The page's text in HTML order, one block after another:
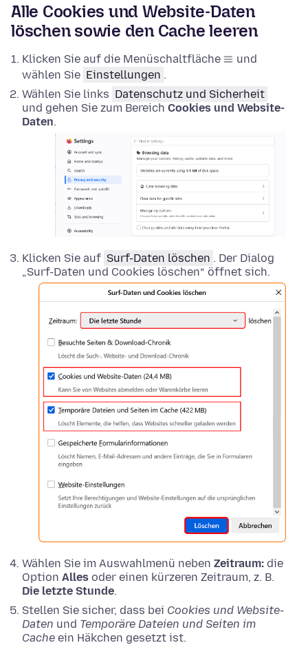
Alle Cookies und Website-Daten
löschen sowie den Cache leeren
Klicken Sie auf die Menüschaltfläche
und
wählen Sie Einstellungen .
Wählen Sie links Datenschutz und Sicherheit
und gehen Sie zum Bereich Cookies und Website-
Daten.
Klicken Sie auf Surf-Daten löschen . Der Dialog
„Surf-Daten und Cookies löschen“ öffnet sich.
Wählen Sie im Auswahlmenü neben Zeitraum: die
Option Alles oder einen kürzeren Zeitraum, z. B.
Die letzte Stunde.
Stellen Sie sicher, dass bei Cookies und Website-
Daten und Temporäre Dateien und Seiten im
Cache ein Häkchen gesetzt ist.